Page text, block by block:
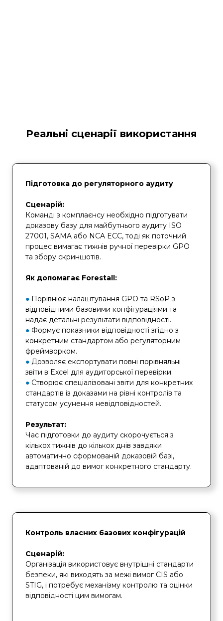
Реальні сценарії використання
Підготовка до регуляторного аудиту
Сценарій:
Команді з комплаєнсу необхідно підготувати
доказову базу для майбутнього аудиту ISO
27001, SAMA або NCA ECC, тоді як поточний
процес вимагає тижнів ручної перевірки GPO
та збору скриншотів.
Як допомагає Forestall:
● Порівнює налаштування GPO та RSoP з
відповідними базовими конфігураціями та
надає детальні результати відповідності.
● Формує показники відповідності згідно з
конкретним стандартом або регуляторним
фреймворком.
● Дозволяє експортувати повні порівняльні
звіти в Excel для аудиторської перевірки.
● Створює спеціалізовані звіти для конкретних
стандартів із доказами на рівні контролів та
статусом усунення невідповідностей.
Результат:
Час підготовки до аудиту скорочується з
кількох тижнів до кількох днів завдяки
автоматично сформованій доказовій базі,
адаптованій до вимог конкретного стандарту.
Контроль власних базових конфігурацій
Сценарій:
Організація використовує внутрішні стандарти
безпеки, які виходять за межі вимог CIS або
STIG, і потребує механізму контролю та оцінки
відповідності цим вимогам.